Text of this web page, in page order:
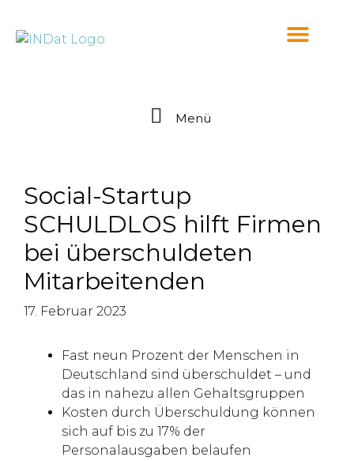
Menü
Social-Startup
SCHULDLOS hilft Firmen
bei überschuldeten
Mitarbeitenden
17. Februar 2023
Fast neun Prozent der Menschen in
Deutschland sind überschuldet – und
das in nahezu allen Gehaltsgruppen
Kosten durch Überschuldung können
sich auf bis zu 17% der
Personalausgaben belaufen